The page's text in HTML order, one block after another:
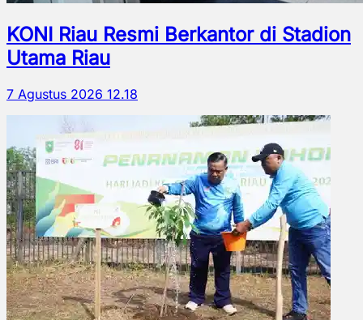
KONI Riau Resmi Berkantor di Stadion
Utama Riau
7 Agustus 2026 12.18